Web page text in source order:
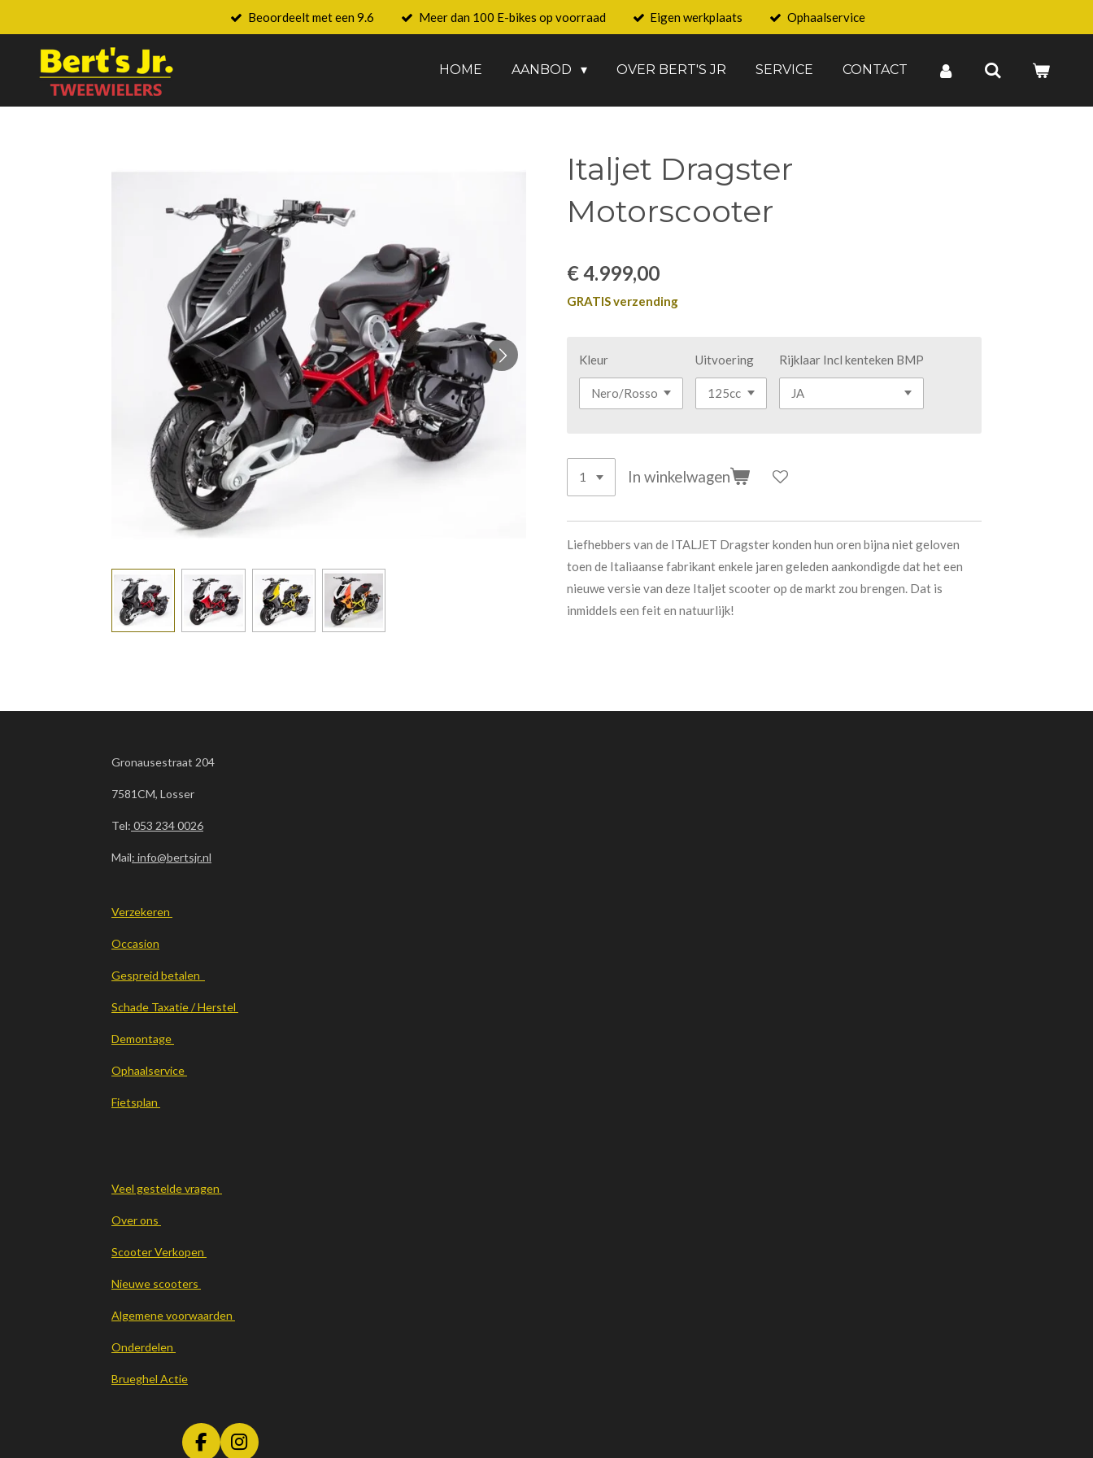
hoofdinhoud
Beoordeelt met een 9.6 Meer dan 100 E-bikes op voorraad Eigen werkplaats Ophaalservice
HOME AANBOD OVER BERT'S JR SERVICE CONTACT
Italjet Dragster
Motorscooter
€ 4.999,00
GRATIS verzending
Kleur Uitvoering Rijklaar Incl kenteken BMP
In winkelwagen
Liefhebbers van de ITALJET Dragster konden hun oren bijna niet geloven
toen de Italiaanse fabrikant enkele jaren geleden aankondigde dat het een
nieuwe versie van deze Italjet scooter op de markt zou brengen. Dat is
inmiddels een feit en natuurlijk!
Gronausestraat 204
7581CM, Losser
Tel: 053 234 0026
Mail: info@bertsjr.nl
Verzekeren
Occasion
Gespreid betalen
Schade Taxatie / Herstel
Demontage
Ophaalservice
Fietsplan
Veel gestelde vragen
Over ons
Scooter Verkopen
Nieuwe scooters
Algemene voorwaarden
Onderdelen
Brueghel Actie
F
I